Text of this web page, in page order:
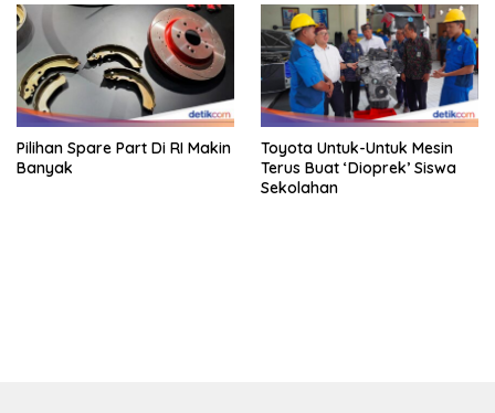
Pilihan Spare Part Di RI Makin
Banyak
Toyota Untuk-Untuk Mesin
Terus Buat ‘Dioprek’ Siswa
Sekolahan